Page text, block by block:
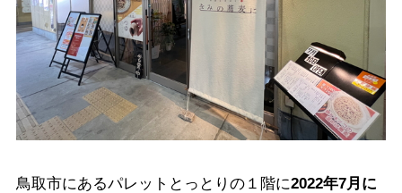
鳥取市にあるパレットとっとりの１階に2022年7月に